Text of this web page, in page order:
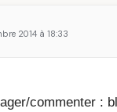
2014 à 18:33
commenter :